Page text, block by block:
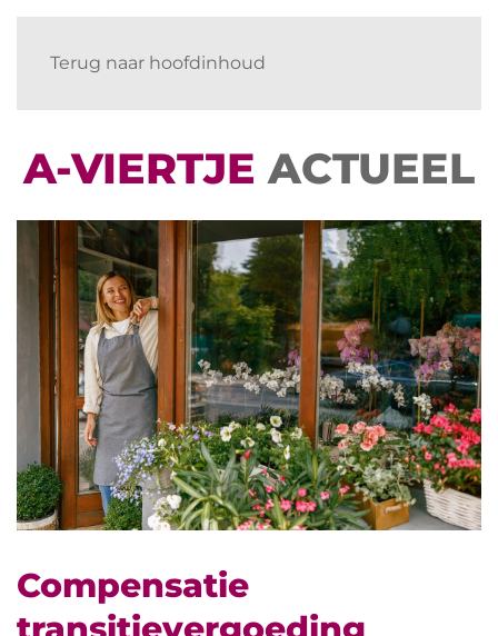
Terug naar hoofdinhoud
A-VIERTJEACTUEEL
Compensatie